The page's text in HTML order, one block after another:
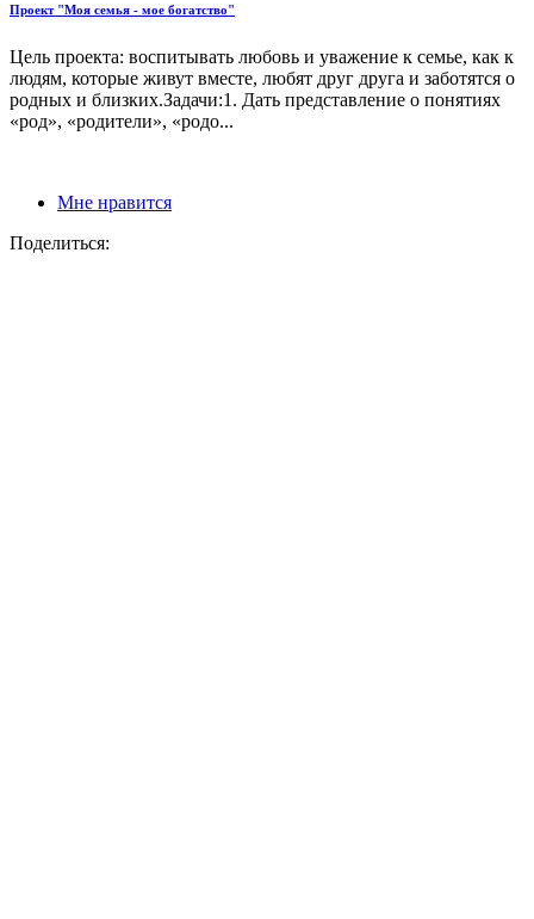
Проект "Моя семья - мое богатство"
Цель проекта: воспитывать любовь и уважение к семье, как к
людям, которые живут вместе, любят друг друга и заботятся о
родных и близких.Задачи:1. Дать представление о понятиях
«род», «родители», «родо...
Мне нравится
Поделиться: